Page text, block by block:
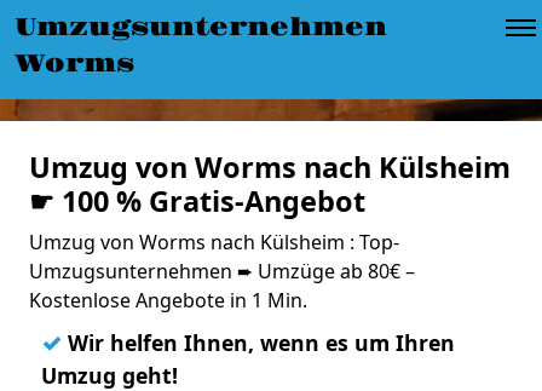
Umzugsunternehmen
Worms
Umzug von Worms nach Külsheim
☛ 100 % Gratis-Angebot
Umzug von Worms nach Külsheim : Top-
Umzugsunternehmen ➨ Umzüge ab 80€ –
Kostenlose Angebote in 1 Min.
✓ Wir helfen Ihnen, wenn es um Ihren
Umzug geht!